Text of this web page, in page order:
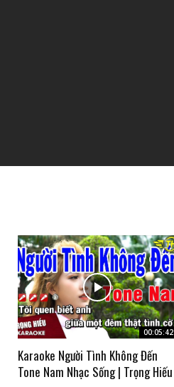
00:05:42
Karaoke Người Tình Không Đến
Tone Nam Nhạc Sống | Trọng Hiếu